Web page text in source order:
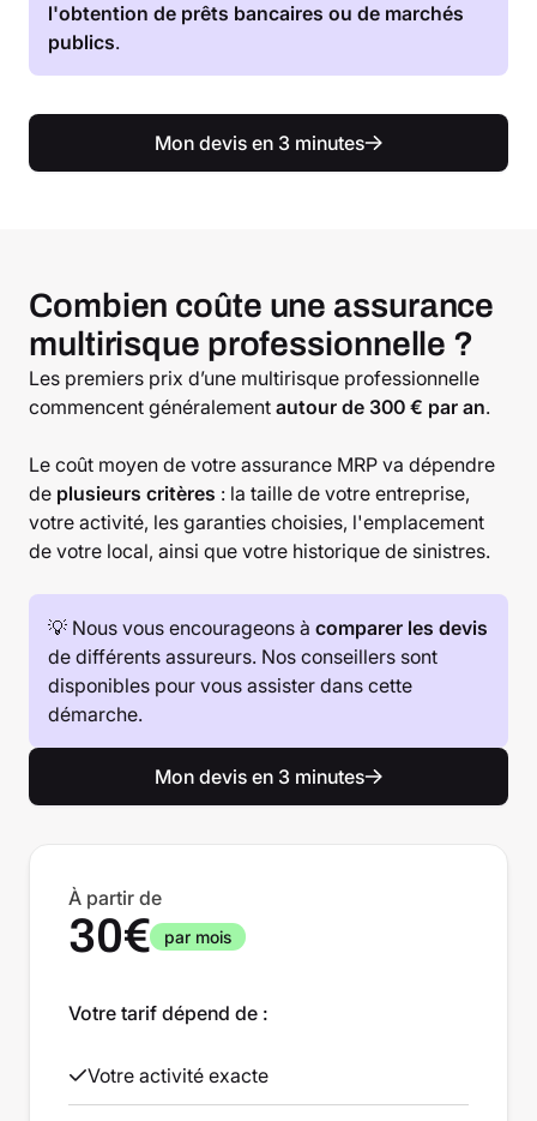
l'obtention de prêts bancaires ou de marchés
publics.
Mon devis en 3 minutes
Combien coûte une assurance
multirisque professionnelle ?
Les premiers prix d’une multirisque professionnelle
commencent généralement autour de 300 € par an.
Le coût moyen de votre assurance MRP va dépendre
de plusieurs critères : la taille de votre entreprise,
votre activité, les garanties choisies, l'emplacement
de votre local, ainsi que votre historique de sinistres.
💡 Nous vous encourageons à comparer les devis
de différents assureurs. Nos conseillers sont
disponibles pour vous assister dans cette
démarche.
Mon devis en 3 minutes
À partir de
30€ par mois
Votre tarif dépend de :
Votre activité exacte